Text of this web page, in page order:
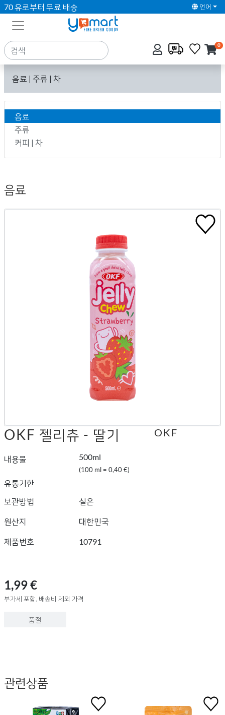
70 유로부터 무료 배송 언어
0
음료 | 주류 | 차
음료
주류
커피 | 차
음료
OKF 젤리츄 - 딸기
내용물 500ml
(100 ml = 0,40 €)
유통기한
보관방법
실온
원산지 대한민국
제품번호 10791
OKF
1,99 €
부가세 포함, 배송비 제외 가격
품절
관련상품